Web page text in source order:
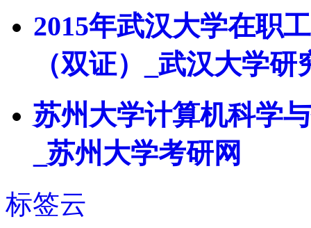
2015年武汉大学在职
（双证）_武汉大学研
苏州大学计算机科学
_苏州大学考研网
标签云